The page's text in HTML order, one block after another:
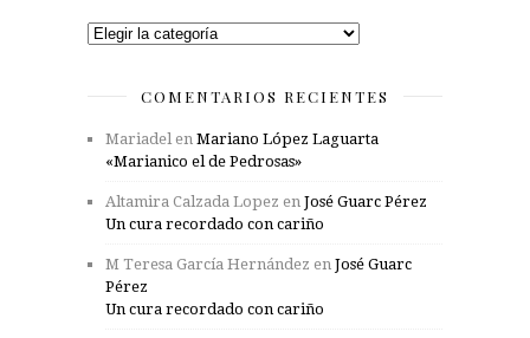
Categorías
COMENTARIOS RECIENTES
Mariadel en Mariano López Laguarta
«Marianico el de Pedrosas»
Altamira Calzada Lopez en José Guarc Pérez
Un cura recordado con cariño
M Teresa García Hernández en José Guarc
Pérez
Un cura recordado con cariño